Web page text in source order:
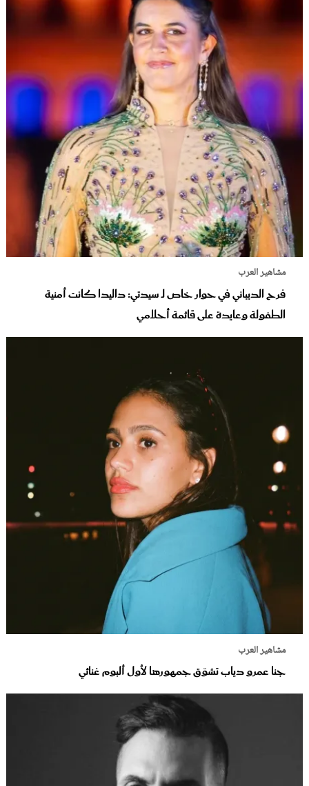
مشاهير العرب
فرح الديباني في حوار خاص لـ سيدتي: داليدا كانت أمنية
الطفولة وعايدة على قائمة أحلامي
مشاهير العرب
جنا عمرو دياب تشوّق جمهورها لأول ألبوم غنائي